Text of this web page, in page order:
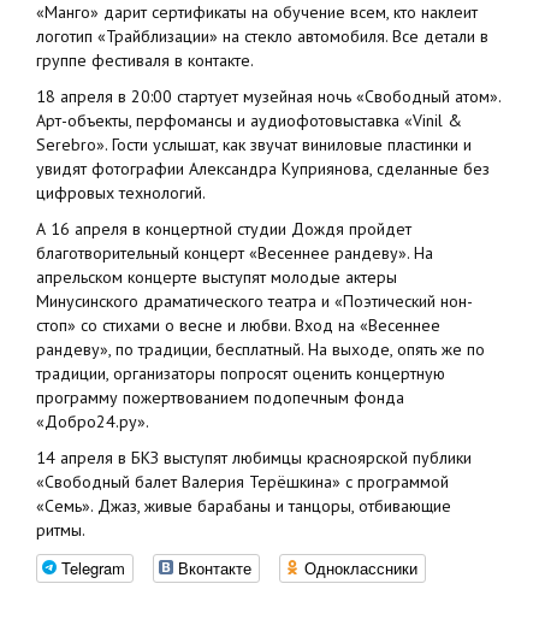
«Манго» дарит сертификаты на обучение всем, кто наклеит
логотип «Трайблизации» на стекло автомобиля. Все детали в
группе фестиваля в контакте.
18 апреля в 20:00 стартует музейная ночь «Свободный атом».
Арт-объекты, перфомансы и аудиофотовыставка «Vinil &
Serebro». Гости услышат, как звучат виниловые пластинки и
увидят фотографии Александра Куприянова, сделанные без
цифровых технологий.
А 16 апреля в концертной студии Дождя пройдет
благотворительный концерт «Весеннее рандеву». На
апрельском концерте выступят молодые актеры
Минусинского драматического театра и «Поэтический нон-
стоп» со стихами о весне и любви. Вход на «Весеннее
рандеву», по традиции, бесплатный. На выходе, опять же по
традиции, организаторы попросят оценить концертную
программу пожертвованием подопечным фонда
«Добро24.ру».
14 апреля в БКЗ выступят любимцы красноярской публики
«Свободный балет Валерия Терёшкина» с программой
«Семь». Джаз, живые барабаны и танцоры, отбивающие
ритмы.
Telegram Вконтакте Одноклассники